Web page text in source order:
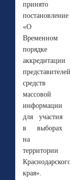
принято
постановление
«О
Временном
порядке
аккредитации
представителей
средств
массовой
информации
для участия
в выборах
на
территории
края».